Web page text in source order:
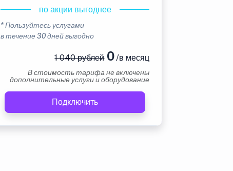
по акции выгоднее
* Пользуйтесь услугами
в течение 30 дней выгодно
1 040 рублей0/в месяц
В стоимость тарифа не включены
дополнительные услуги и оборудование
Подключить